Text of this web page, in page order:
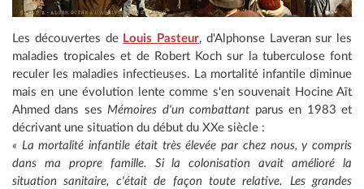
Les découvertes de Louis Pasteur, d'Alphonse Laveran sur les
maladies tropicales et de Robert Koch sur la tuberculose font
reculer les maladies infectieuses. La mortalité infantile diminue
mais en une évolution lente comme s'en souvenait Hocine Aït
Ahmed dans sesMémoires d'un combattant parus en 1983 et
décrivant une situation du début du XXe siècle :
« La mortalité infantile était très élevée par chez nous, y compris
dans ma propre famille. Si la colonisation avait amélioré la
situation sanitaire, c'était de façon toute relative. Les grandes